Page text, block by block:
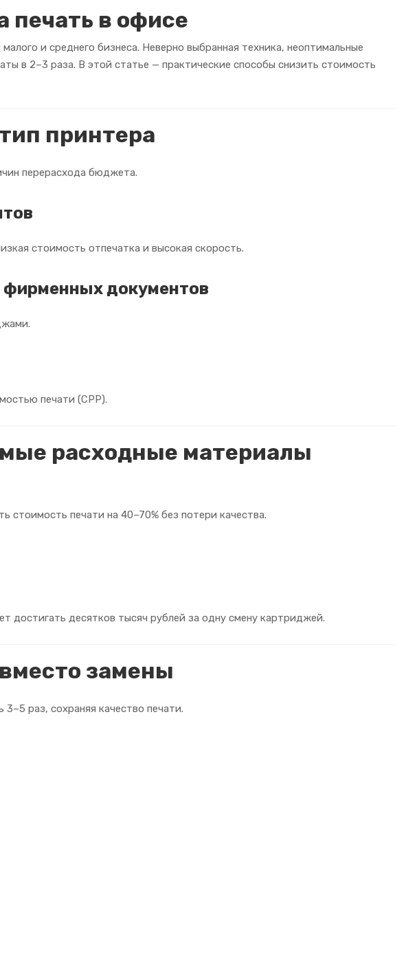
печать в офисе
и среднего бизнеса. Неверно выбранная техника, неоптимальные
в 2–3 раза. В этой статье — практические способы снизить стоимость
принтера
перерасхода бюджета.
стоимость отпечатка и высокая скорость.
фирменных документов
печати (CPP).
расходные материалы
стоимость печати на 40–70% без потери качества.
достигать десятков тысяч рублей за одну смену картриджей.
замены
раз, сохраняя качество печати.